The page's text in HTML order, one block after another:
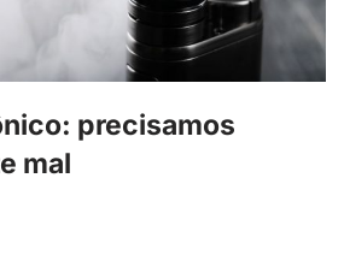
precisamos
mal